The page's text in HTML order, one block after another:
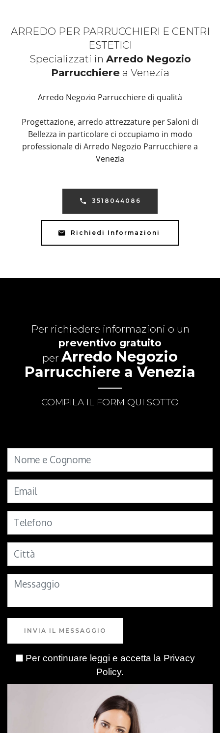
ARREDO PER PARRUCCHIERI E CENTRI
ESTETICI
Specializzati in Arredo Negozio
Parrucchierea Venezia
Arredo Negozio Parrucchiere di qualità
Progettazione, arredo attrezzature per Saloni di
Bellezza in particolare ci occupiamo in modo
professionale di Arredo Negozio Parrucchiere a
Venezia
3518044086
Richiedi Informazioni
Per richiedere informazioni o un
preventivo gratuito
per Arredo Negozio
Parrucchiere a Venezia
COMPILA IL FORM QUI SOTTO
INVIA IL MESSAGGIO
Per continuare leggi e accetta la Privacy
Policy.